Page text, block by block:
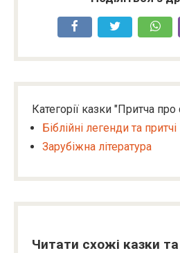
Категорії казки "Притча
Біблійні легенди та притчі
Зарубіжна література
Читати схожі казки